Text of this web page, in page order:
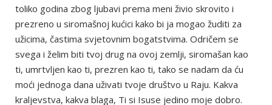
toliko godina zbog ljubavi prema meni živio skrovito i
prezreno u siromašnoj kućici kako bi ja mogao žuditi za
užicima, častima svjetovnim bogatstvima. Odričem se
svega i želim biti tvoj drug na ovoj zemlji, siromašan kao
ti, umrtvljen kao ti, prezren kao ti, tako se nadam da ću
moći jednoga dana uživati tvoje društvo u Raju. Kakva
kraljevstva, kakva blaga, Ti si Isuse jedino moje dobro.